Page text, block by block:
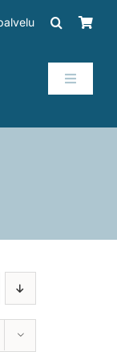
Toggle